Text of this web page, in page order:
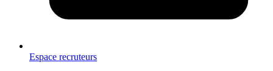
Espace recruteurs